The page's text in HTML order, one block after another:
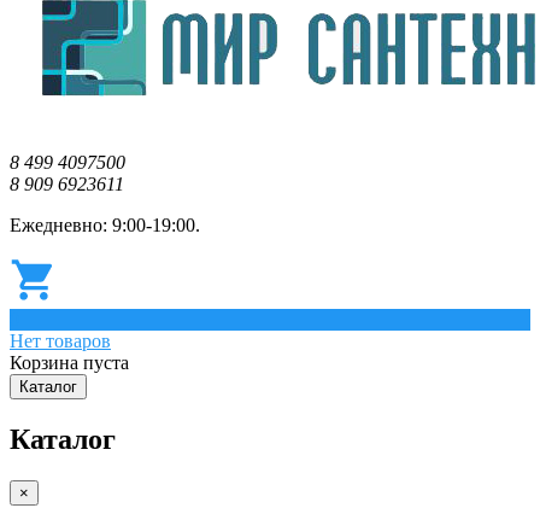
8 499 4097500
8 909 6923611
Ежедневно: 9:00-19:00.
Нет товаров
Корзина пуста
Каталог
Каталог
×